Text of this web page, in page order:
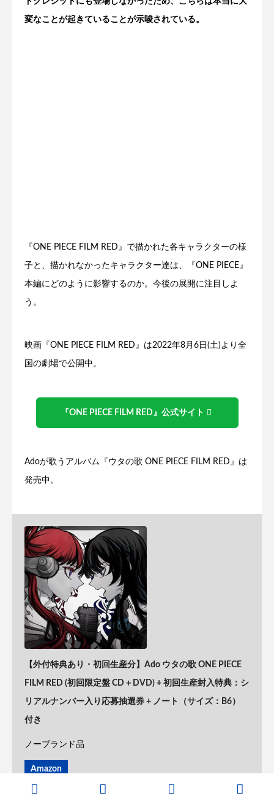
変なことが起きていることが示唆されている。
『ONE PIECE FILM RED』で描かれた各キャラクターの様
子と、描かれなかったキャラクター達は、『ONE PIECE』
本編にどのように影響するのか。今後の展開に注目しよ
う。
映画『ONE PIECE FILM RED』は2022年8月6日(土)より全
国の劇場で公開中。
『ONE PIECE FILM RED』公式サイト
Adoが歌うアルバム『ウタの歌 ONE PIECE FILM RED』は
発売中。
【外付特典あり・初回生産分】Ado ウタの歌 ONE PIECE
FILM RED (初回限定盤 CD＋DVD) + 初回生産封入特典：シ
リアルナンバー入り応募抽選券 + ノート（サイズ：B6）
付き
ノーブランド品
Amazon